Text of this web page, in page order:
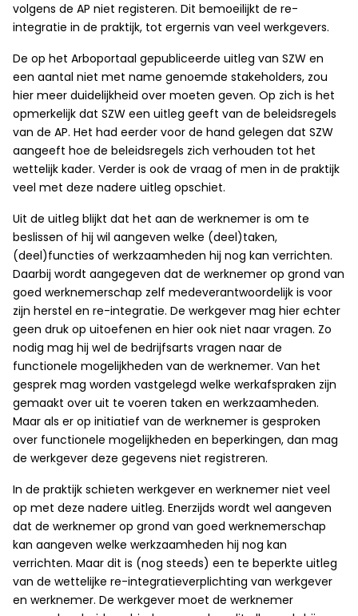
volgens de AP niet registeren. Dit bemoeilijkt de re-
integratie in de praktijk, tot ergernis van veel werkgevers.
De op het Arboportaal gepubliceerde uitleg van SZW en
een aantal niet met name genoemde stakeholders, zou
hier meer duidelijkheid over moeten geven. Op zich is het
opmerkelijk dat SZW een uitleg geeft van de beleidsregels
van de AP. Het had eerder voor de hand gelegen dat SZW
aangeeft hoe de beleidsregels zich verhouden tot het
wettelijk kader. Verder is ook de vraag of men in de praktijk
veel met deze nadere uitleg opschiet.
Uit de uitleg blijkt dat het aan de werknemer is om te
beslissen of hij wil aangeven welke (deel)taken,
(deel)functies of werkzaamheden hij nog kan verrichten.
Daarbij wordt aangegeven dat de werknemer op grond van
goed werknemerschap zelf medeverantwoordelijk is voor
zijn herstel en re-integratie. De werkgever mag hier echter
geen druk op uitoefenen en hier ook niet naar vragen. Zo
nodig mag hij wel de bedrijfsarts vragen naar de
functionele mogelijkheden van de werknemer. Van het
gesprek mag worden vastgelegd welke werkafspraken zijn
gemaakt over uit te voeren taken en werkzaamheden.
Maar als er op initiatief van de werknemer is gesproken
over functionele mogelijkheden en beperkingen, dan mag
de werkgever deze gegevens niet registreren.
In de praktijk schieten werkgever en werknemer niet veel
op met deze nadere uitleg. Enerzijds wordt wel aangeven
dat de werknemer op grond van goed werknemerschap
kan aangeven welke werkzaamheden hij nog kan
verrichten. Maar dit is (nog steeds) een te beperkte uitleg
van de wettelijke re-integratieverplichting van werkgever
en werknemer. De werkgever moet de werknemer